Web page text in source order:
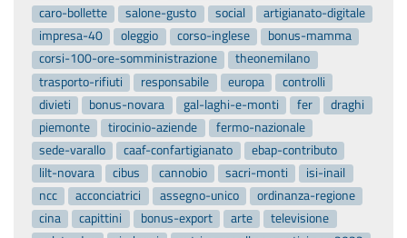
caro-bollette
salone-gusto social
artigianato-digitale
impresa-40
oleggio corso-inglese
bonus-mamma
corsi-100-ore-somministrazione
theonemilano
trasporto-rifiuti
responsabile europa
controlli
divieti
bonus-novara gal-laghi-e-monti fer
draghi
piemonte
tirocinio-aziende
fermo-nazionale
sede-varallo
caaf-confartigianato
ebap-contributo
lilt-novara
cibus cannobio sacri-monti
isi-inail
ncc
acconciatrici assegno-unico
ordinanza-regione
cina
capittini bonus-export arte
televisione